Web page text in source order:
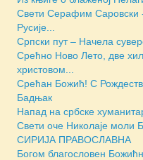
Свети Серафим Саровски
Русије...
Српски пут – Начела
Срећно Ново Лето, две
христовом...
Срећан Божић! С
Бадњак
Напад на србске
Свети оче Николаје моли
СИРИЈА ПРАВОСЛАВНА
Богом благословен